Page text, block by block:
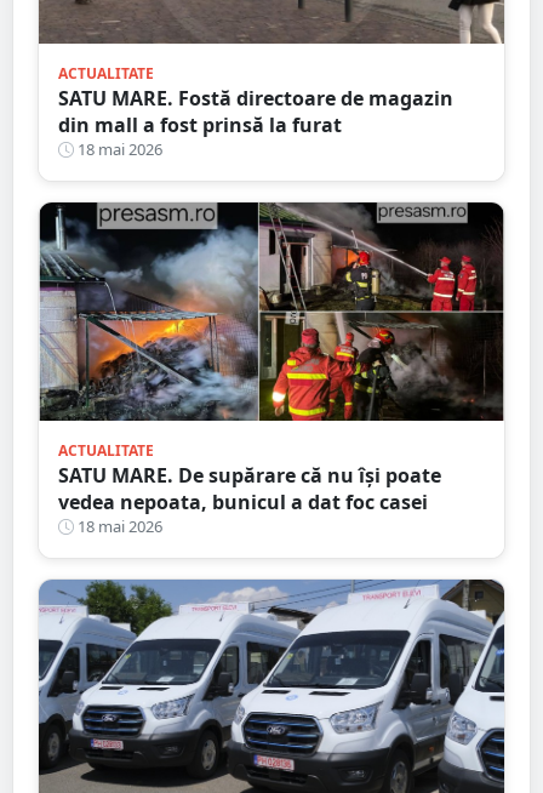
ACTUALITATE
SATU MARE. Fostă directoare de magazin
din mall a fost prinsă la furat
18 mai 2026
ACTUALITATE
SATU MARE. De supărare că nu își poate
vedea nepoata, bunicul a dat foc casei
18 mai 2026